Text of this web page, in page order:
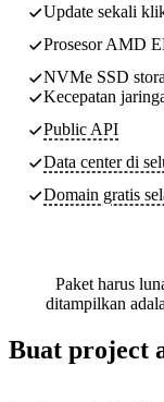
Update sekali
Prosesor AMD
NVMe SSD
Kecepatan
Public API
Data center di
Domain gratis
Paket harus
ditampilkan
Buat project